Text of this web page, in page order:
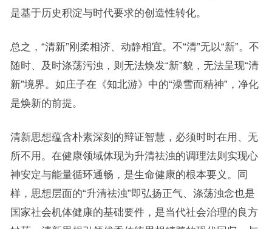
是基于历史积淀与时代要求的创造性转化。
总之，“清新”刚柔相济、动静相宜。不“清”无以“新”。不
随时、及时涤荡污浊，则无法焕发“新”貌，无法呈现“清
新”境界。如庄子在《知北游》中的“澡雪而精神”，净化
是焕新的前提。
清新思想蕴含朴素深刻的辩证智慧，必须时时在用、无
所不用。在健康领域体现为升清祛浊的调理法则实现心
神安定与能量循环通畅，是生命健康的根本要义。同
样，思想层面的“升清祛浊”即弘扬正气、涤荡浊念也是
国家社会机体健康的基础要件，是当代社会治理的良方